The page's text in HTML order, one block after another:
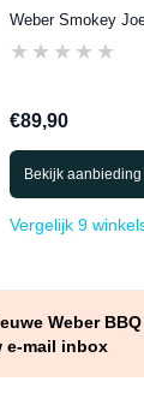
Weber Smokey
★★★★★
★★★★★
€89,90
Bekijk aanbieding
Vergelijk 9
Weber BBQ
e-mail inbox